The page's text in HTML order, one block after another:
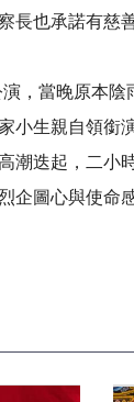
長也承諾有慈
當晚原本陰
小生親自領銜
潮迭起，二小
企圖心與使命